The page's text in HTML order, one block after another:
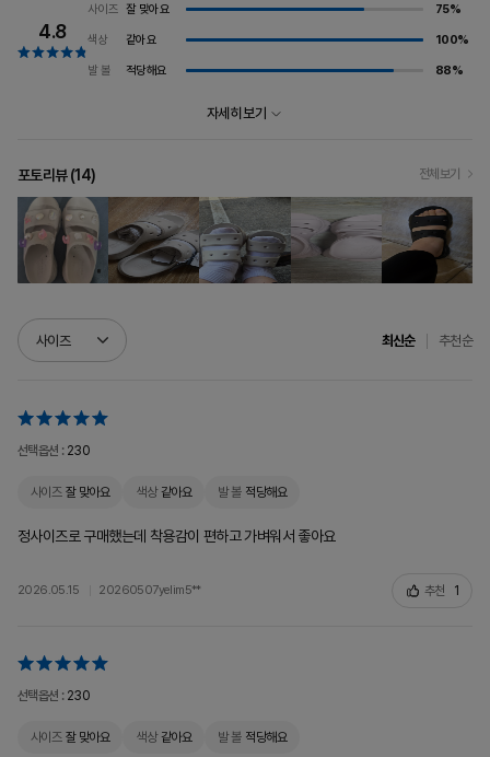
4.8
사이즈 잘 맞아요 75%
색상 같아요 100%
발 볼 적당해요 88%
자세히 보기
포토리뷰 (14) 전체보기
사이즈 최신순 추천순
선택옵션 : 230
사이즈 잘 맞아요 색상 같아요 발 볼 적당해요
정사이즈로 구매했는데 착용감이 편하고 가벼워서 좋아요
2026.05.15 20260507yelim5** 추천 1
선택옵션 : 230
사이즈 잘 맞아요 색상 같아요 발 볼 적당해요